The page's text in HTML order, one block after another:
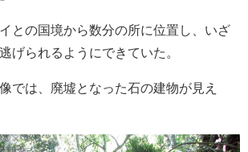
との国境から数分の所に位置し、いざ
げられるようにできていた。
では、廃墟となった石の建物が見え